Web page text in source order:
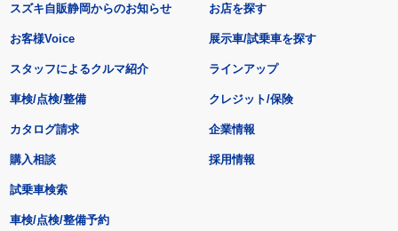
スズキ自販静岡からのお知らせ
お客様Voice
スタッフによるクルマ紹介
お店を探す
展示車/試乗車を探す
ラインアップ
車検/点検/整備 クレジット/保険
カタログ請求
購入相談
試乗車検索
車検/点検/整備予約
企業情報
採用情報